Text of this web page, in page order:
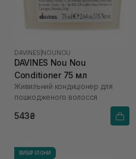
DAVINES NOUNOU
DAVINES Nou Nou
Conditioner 75 мл
Живильний кондиціонер для
пошкодженого волосся
543₴
ВИБІР ІЛОНИ